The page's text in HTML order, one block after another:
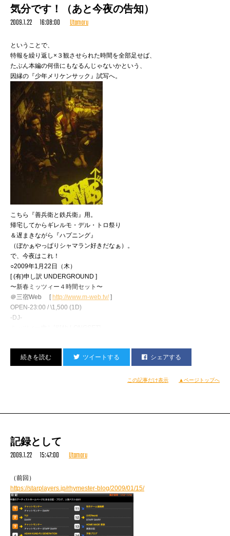
そうだ、例のヤングレイデーの曲のスクラッチのため
DJ大自然が来たのだった。
相変わらずキレてる擦ラッチン、かつ丁寧な仕事、
カユい所に手の届く、孫の手のような男だ。
オレはお昼から「せくすぃ（仮）」というファンクチューンの
ドラムの手直し、および歌録りなど。
あっというまに録り終えちゃったね。
まー、いつもそうだけどね（ウソ。しつこくやり直すタイプ）。
あとなんだっけ…
しかも宿題であった最後のトラックが出来なかったのを
大いばりで開き直っていました。
そのあとレイデー曲のトラックダウンのチェックをし、
竹内くんがおもむろにアウトロにアコギを入れ始めた。
かっこいかったです。
気分です！（あと今夜の告知）
2009.1.22 16:08:00 Utamaru
ということで、
特報を繰り返し×３観させられた時間を全部足せば、
たぶん本編の何倍にもなるんじゃないかという、
因縁の『少年メリケンサック』試写へ。
こちら『善兵衛と鉄兵衛』用。
帰宅してからギレルモ・デル・トロ祭り
＆遅まきながら『ハプニング』
（ぼかぁやっぱりシャマラン好きだなぁ）。
で、今夜はこれ！
○2009年1月22日（木）
[ (有)申し訳 UNDERGROUND ]
〜新春ミッツィー４時間セット〜
＠三宿Web [http://www.m-web.tv/]
OPEN-23:00 / \1,500 (1D)
-DJ-
DJ AMERICAN DREAM (レオナ）
MAMEMONTA
……今回の目玉はなんと言っても、
ミッツィーさん本気の超ロングセットでしょう。
なので、私の出番はいつもより早めの可能性が
ツイートする シェアする
この記事だけ表示 ▲ページトップへ
記録として
2009.1.22 15:47:00 Utamaru
（前回）
https://starplayers.jp/rhymester-blog/2009/01/15/